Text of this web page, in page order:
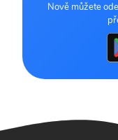
Nově můžete